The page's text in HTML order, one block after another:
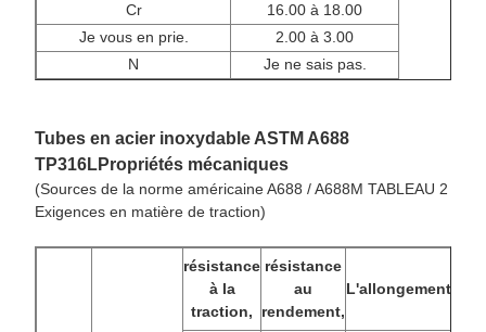
Cr
16.00 à 18.00
Je vous en prie.
2.00 à 3.00
N
Je ne sais pas.
Tubes en acier inoxydable ASTM A688
TP316LPropriétés mécaniques
(Sources de la norme américaine A688 / A688M TABLEAU 2
Exigences en matière de traction)
résistance
à la
traction,
résistance
au
rendement,
L'allongementA